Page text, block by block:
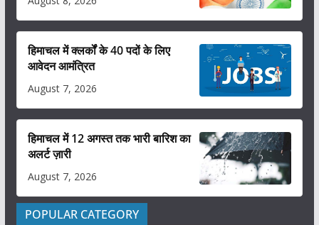
हिमाचल में क्लर्कों के 40 पदों के लिए
आवेदन आमंत्रित
August 7, 2026
हिमाचल में 12 अगस्त तक भारी बारिश का
अलर्ट ज़ारी
August 7, 2026
POPULAR CATEGORY